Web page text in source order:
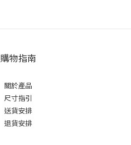
購物指南
關於產品
尺寸指引
送貨安排
退貨安排